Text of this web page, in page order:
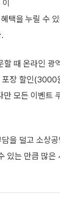
택을 누릴 수
할 때 온라인 광
장 할인(3000
모든 이벤트
을 덜고 소상
있는 만큼 많은